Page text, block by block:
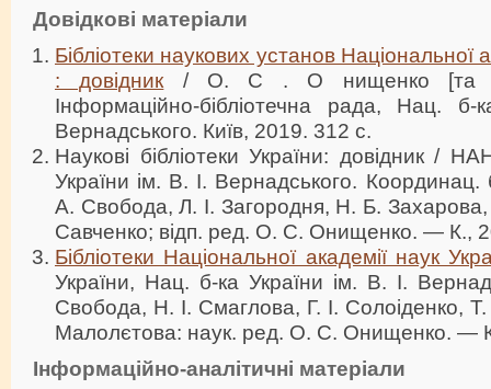
Довідкові матеріали
Бібліотеки наукових установ Національної
: довідник / О. С . О нищенко [та
Інформаційно-бібліотечна рада, Нац.
Вернадського. Київ, 2019. 312 с.
Наукові бібліотеки України: довідник /
України ім. В. І. Вернадського.
А. Свобода, Л. І. Загородня, Н. Б.
Савченко; відп. ред. О. С. Онищенко. — К.,
Бібліотеки Національної академії наук
України, Нац. б-ка України ім. В. І.
Свобода, Н. І. Смаглова, Г. І. Солоіденко,
Малолєтова: наук. ред. О. С. Онищенко. —
Інформаційно-аналітичні матеріали